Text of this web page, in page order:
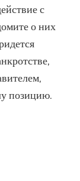
с
о них
позицию.